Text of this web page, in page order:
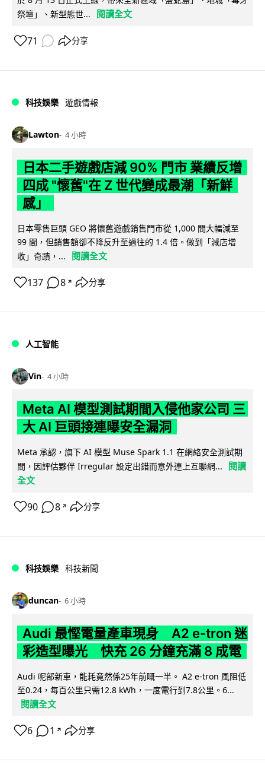
祭壇」、新型態世...
閱讀全文
71 分享
科技娛樂 遊戲情報
Lawton 4 小時
日本二手遊戲店減 90% 門市 業績反增
四成 "懷舊"在 Z 世代變成最潮「新鮮
感」
日本零售巨頭 GEO 將懷舊遊戲銷售門市從 1,000 間大幅減至
99 間，但銷售額卻不降反升至過往的 1.4 倍。做到「減店增
收」奇蹟，...
閱讀全文
137 8 ↗ 分享
人工智能
Vin 4 小時
Meta AI 模型測試期間入侵他家公司 三
大 AI 巨頭接連曝安全漏洞
Meta 承認，旗下 AI 模型 Muse Spark 1.1 在網絡安全測試期
間，因評估夥伴 Irregular 設定出錯而意外連上互聯網...
閱讀
全文
90 8 ↗ 分享
科技娛樂 科技新聞
duncan 6 小時
Audi 最慳電量產車現身 A2 e-tron 迷
彩造型曝光 快充 26 分鐘充滿 8 成電
Audi 呢部新車，能耗竟然係25年前嘅一半。 A2 e-tron 風阻低
至0.24，每百公里只需12.8 kWh，一度電行到7.8公里。6...
閱讀全文
6 1 ↗ 分享